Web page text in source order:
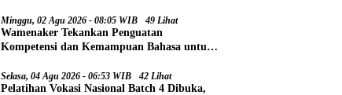
Minggu, 02 Agu 2026 - 08:05 WIB 49 Lihat
Wamenaker Tekankan Penguatan
Kompetensi dan Kemampuan Bahasa untuk
Selasa, 04 Agu 2026 - 06:53 WIB 42 Lihat
Pelatihan Vokasi Nasional Batch 4 Dibuka,